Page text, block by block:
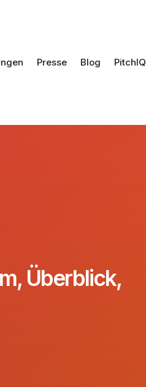
Presse Blog PitchIQ
Überblick,